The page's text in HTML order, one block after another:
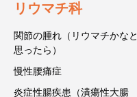
リウマチ科
関節の腫れ（リウマチかなと
思ったら）
慢性腰痛症
炎症性腸疾患（潰瘍性大腸